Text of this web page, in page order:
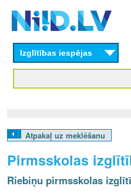
content
L
V
Izglītības iespējas
Atpakaļ uz meklēšanu
Pirmsskolas
Riebiņu pirmsskolas